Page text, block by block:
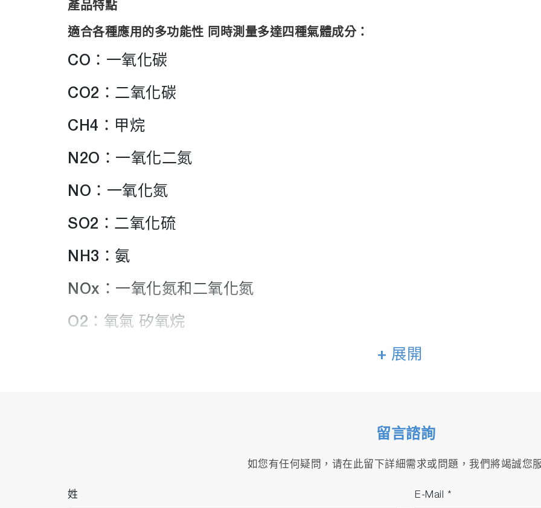
產品特點
適合各種應用的多功能性 同時測量多達四種氣體成分：
CO：一氧化碳
CO2：二氧化碳
CH4：甲烷
N2O：一氧化二氮
NO：一氧化氮
SO2：二氧化硫
NH3：氨
NOx：一氧化氮和二氧化氮
O2：氧氣 矽氧烷
自動壓力補償透過補償氣壓變化提供穩定的測量+ 展開
留言諮詢
如您有任何疑問，请在此留下詳細需求或問題，我們將竭誠您
姓 E-Mail *